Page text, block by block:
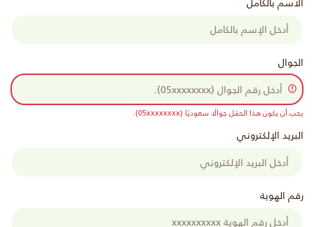
الجوال
يجب أن يكون هذا الحقل جوالًا سعوديًا (05xxxxxxxx).
البريد الإلكتروني
رقم الهوية